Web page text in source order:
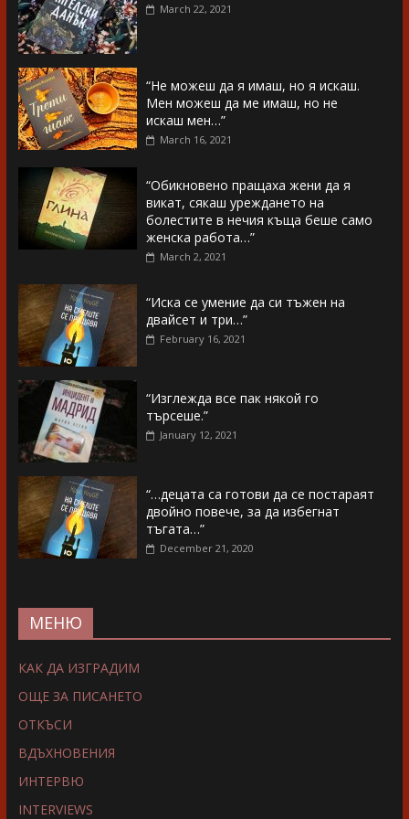
March 22, 2021
“Не можеш да я имаш, но я искаш.
Мен можеш да ме имаш, но не
искаш мен…”
March 16, 2021
“Обикновено пращаха жени да я
викат, сякаш уреждането на
болестите в нечия къща беше само
женска работа…”
March 2, 2021
“Иска се умение да си тъжен на
двайсет и три…”
February 16, 2021
“Изглежда все пак някой го
търсеше.”
January 12, 2021
“…децата са готови да се постараят
двойно повече, за да избегнат
тъгата…”
December 21, 2020
МЕНЮ
КАК ДА ИЗГРАДИМ
ОЩЕ ЗА ПИСАНЕТО
ОТКЪСИ
ВДЪХНОВЕНИЯ
ИНТЕРВЮ
INTERVIEWS